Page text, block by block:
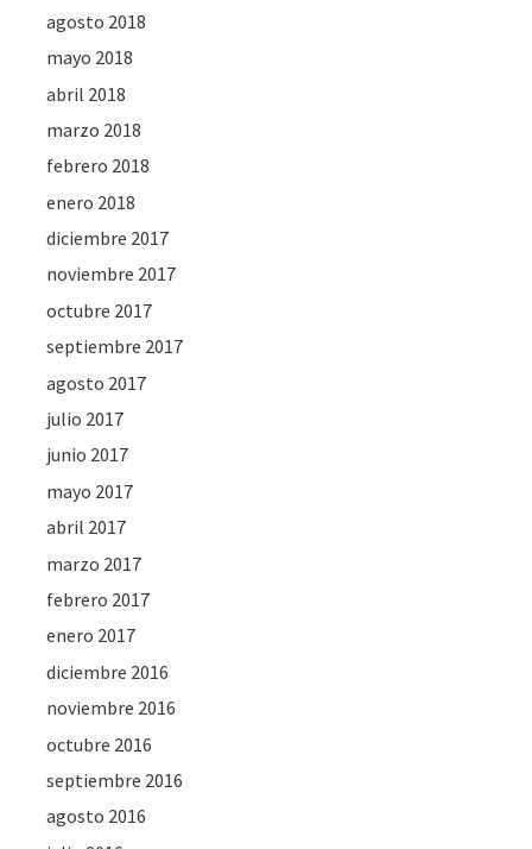
agosto 2018
mayo 2018
abril 2018
marzo 2018
febrero 2018
enero 2018
diciembre 2017
noviembre 2017
octubre 2017
septiembre 2017
agosto 2017
julio 2017
junio 2017
mayo 2017
abril 2017
marzo 2017
febrero 2017
enero 2017
diciembre 2016
noviembre 2016
octubre 2016
septiembre 2016
agosto 2016